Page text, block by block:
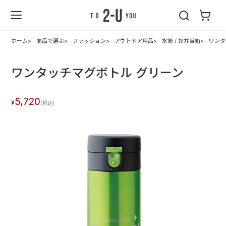
ホーム 商品で選ぶ ファッション アウトドア用品 水筒 / お弁当箱 ワン
ワンタッチマグボトル グリーン
5,720